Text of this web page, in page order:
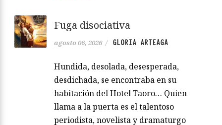
Fuga disociativa
agosto 06, 2026 / GLORIA ARTEAGA
Hundida, desolada, desesperada,
desdichada, se encontraba en su
habitación del Hotel Taoro… Quien
llama a la puerta es el talentoso
periodista, novelista y dramaturgo